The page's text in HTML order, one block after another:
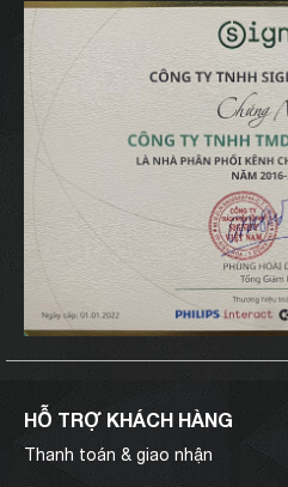
HỖ TRỢ KHÁCH HÀNG
Thanh toán & giao nhận